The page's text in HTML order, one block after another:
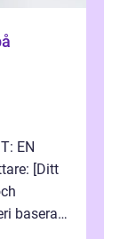
EN
[Ditt
baserat